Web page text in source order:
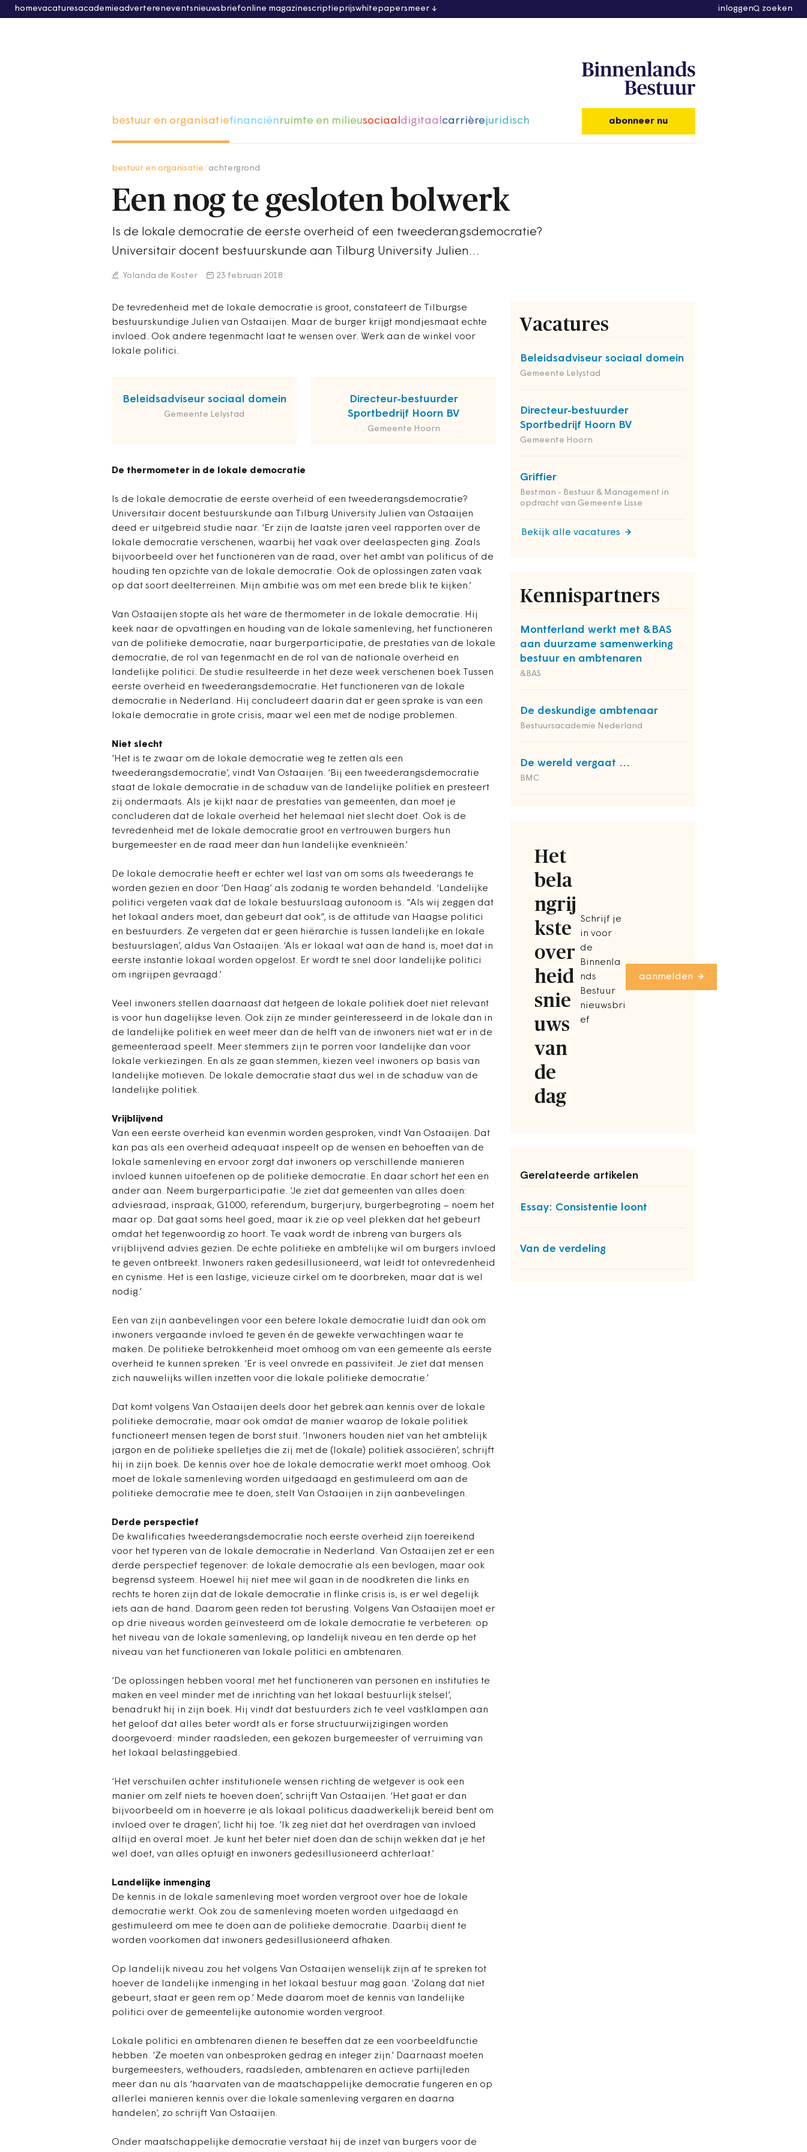
homevacaturesacademieadvertereneventsnieuwsbriefonline magazinescriptieprijswhitepapersmeer inloggen zoeken
bestuur en organisatiefinanciënruimte en milieusociaaldigitaalcarrièrejuridisch abonneer nu
bestuur en organisatie achtergrond
Een nog te gesloten bolwerk
Is de lokale democratie de eerste overheid of een tweederangsdemocratie?
Universitair docent bestuurskunde aan Tilburg University Julien…
Yolanda de Koster 23 februari 2018
De tevredenheid met de lokale democratie is groot, constateert de Tilburgse
bestuurskundige Julien van Ostaaijen. Maar de burger krijgt mondjesmaat echte
invloed. Ook andere tegenmacht laat te wensen over. Werk aan de winkel voor
lokale politici.
Beleidsadviseur sociaal domein
Gemeente Lelystad
Directeur-bestuurder
Sportbedrijf Hoorn BV
Gemeente Hoorn
De thermometer in de lokale democratie
Is de lokale democratie de eerste overheid of een tweederangsdemocratie?
Universitair docent bestuurskunde aan Tilburg University Julien van Ostaaijen
deed er uitgebreid studie naar. ‘Er zijn de laatste jaren veel rapporten over de
lokale democratie verschenen, waarbij het vaak over deelaspecten ging. Zoals
bijvoorbeeld over het functioneren van de raad, over het ambt van politicus of de
houding ten opzichte van de lokale democratie. Ook de oplossingen zaten vaak
op dat soort deelterreinen. Mijn ambitie was om met een brede blik te kijken.’
Van Ostaaijen stopte als het ware de thermometer in de lokale democratie. Hij
keek naar de opvattingen en houding van de lokale samenleving, het functioneren
van de politieke democratie, naar burgerparticipatie, de prestaties van de lokale
democratie, de rol van tegenmacht en de rol van de nationale overheid en
landelijke politici. De studie resulteerde in het deze week verschenen boek Tussen
eerste overheid en tweederangsdemocratie. Het functioneren van de lokale
democratie in Nederland. Hij concludeert daarin dat er geen sprake is van een
lokale democratie in grote crisis, maar wel een met de nodige problemen.
Niet slecht
‘Het is te zwaar om de lokale democratie weg te zetten als een
tweederangsdemocratie’, vindt Van Ostaaijen. ‘Bij een tweederangsdemocratie
staat de lokale democratie in de schaduw van de landelijke politiek en presteert
zij ondermaats. Als je kijkt naar de prestaties van gemeenten, dan moet je
concluderen dat de lokale overheid het helemaal niet slecht doet. Ook is de
tevredenheid met de lokale democratie groot en vertrouwen burgers hun
burgemeester en de raad meer dan hun landelijke evenknieën.’
De lokale democratie heeft er echter wel last van om soms als tweederangs te
worden gezien en door ‘Den Haag’ als zodanig te worden behandeld. ‘Landelijke
politici vergeten vaak dat de lokale bestuurslaag autonoom is. “Als wij zeggen dat
het lokaal anders moet, dan gebeurt dat ook”, is de attitude van Haagse politici
en bestuurders. Ze vergeten dat er geen hiërarchie is tussen landelijke en lokale
bestuurslagen’, aldus Van Ostaaijen. ‘Als er lokaal wat aan de hand is, moet dat in
eerste instantie lokaal worden opgelost. Er wordt te snel door landelijke politici
om ingrijpen gevraagd.’
Veel inwoners stellen daarnaast dat hetgeen de lokale politiek doet niet relevant
is voor hun dagelijkse leven. Ook zijn ze minder geïnteresseerd in de lokale dan in
de landelijke politiek en weet meer dan de helft van de inwoners niet wat er in de
gemeenteraad speelt. Meer stemmers zijn te porren voor landelijke dan voor
lokale verkiezingen. En als ze gaan stemmen, kiezen veel inwoners op basis van
landelijke motieven. De lokale democratie staat dus wel in de schaduw van de
landelijke politiek.
Vrijblijvend
Van een eerste overheid kan evenmin worden gesproken, vindt Van Ostaaijen. Dat
kan pas als een overheid adequaat inspeelt op de wensen en behoeften van de
lokale samenleving en ervoor zorgt dat inwoners op verschillende manieren
invloed kunnen uitoefenen op de politieke democratie. En daar schort het een en
ander aan. Neem burgerparticipatie. ‘Je ziet dat gemeenten van alles doen:
adviesraad, inspraak, G1000, referendum, burgerjury, burgerbegroting – noem het
maar op. Dat gaat soms heel goed, maar ik zie op veel plekken dat het gebeurt
omdat het tegenwoordig zo hoort. Te vaak wordt de inbreng van burgers als
vrijblijvend advies gezien. De echte politieke en ambtelijke wil om burgers invloed
te geven ontbreekt. Inwoners raken gedesillusioneerd, wat leidt tot ontevredenheid
en cynisme. Het is een lastige, vicieuze cirkel om te doorbreken, maar dat is wel
nodig.’
Een van zijn aanbevelingen voor een betere lokale democratie luidt dan ook om
inwoners vergaande invloed te geven én de gewekte verwachtingen waar te
maken. De politieke betrokkenheid moet omhoog om van een gemeente als eerste
overheid te kunnen spreken. ‘Er is veel onvrede en passiviteit. Je ziet dat mensen
zich nauwelijks willen inzetten voor die lokale politieke democratie.’
Dat komt volgens Van Ostaaijen deels door het gebrek aan kennis over de lokale
politieke democratie, maar ook omdat de manier waarop de lokale politiek
functioneert mensen tegen de borst stuit. ‘Inwoners houden niet van het ambtelijk
jargon en de politieke spelletjes die zij met de (lokale) politiek associëren’, schrijft
hij in zijn boek. De kennis over hoe de lokale democratie werkt moet omhoog. Ook
moet de lokale samenleving worden uitgedaagd en gestimuleerd om aan de
politieke democratie mee te doen, stelt Van Ostaaijen in zijn aanbevelingen.
Derde perspectief
De kwalificaties tweederangsdemocratie noch eerste overheid zijn toereikend
voor het typeren van de lokale democratie in Nederland. Van Ostaaijen zet er een
derde perspectief tegenover: de lokale democratie als een bevlogen, maar ook
begrensd systeem. Hoewel hij niet mee wil gaan in de noodkreten die links en
rechts te horen zijn dat de lokale democratie in flinke crisis is, is er wel degelijk
iets aan de hand. Daarom geen reden tot berusting. Volgens Van Ostaaijen moet er
op drie niveaus worden geïnvesteerd om de lokale democratie te verbeteren: op
het niveau van de lokale samenleving, op landelijk niveau en ten derde op het
niveau van het functioneren van lokale politici en ambtenaren.
‘De oplossingen hebben vooral met het functioneren van personen en instituties te
maken en veel minder met de inrichting van het lokaal bestuurlijk stelsel’,
benadrukt hij in zijn boek. Hij vindt dat bestuurders zich te veel vastklampen aan
het geloof dat alles beter wordt als er forse structuurwijzigingen worden
doorgevoerd: minder raadsleden, een gekozen burgemeester of verruiming van
het lokaal belastinggebied.
‘Het verschuilen achter institutionele wensen richting de wetgever is ook een
manier om zelf niets te hoeven doen’, schrijft Van Ostaaijen. ‘Het gaat er dan
bijvoorbeeld om in hoeverre je als lokaal politicus daadwerkelijk bereid bent om
invloed over te dragen’, licht hij toe. ‘Ik zeg niet dat het overdragen van invloed
altijd en overal moet. Je kunt het beter niet doen dan de schijn wekken dat je het
wel doet, van alles optuigt en inwoners gedesillusioneerd achterlaat.’
Landelijke inmenging
De kennis in de lokale samenleving moet worden vergroot over hoe de lokale
democratie werkt. Ook zou de samenleving moeten worden uitgedaagd en
gestimuleerd om mee te doen aan de politieke democratie. Daarbij dient te
worden voorkomen dat inwoners gedesillusioneerd afhaken.
Op landelijk niveau zou het volgens Van Ostaaijen wenselijk zijn af te spreken tot
hoever de landelijke inmenging in het lokaal bestuur mag gaan. ‘Zolang dat niet
gebeurt, staat er geen rem op.’ Mede daarom moet de kennis van landelijke
politici over de gemeentelijke autonomie worden vergroot.
Lokale politici en ambtenaren dienen te beseffen dat ze een voorbeeldfunctie
hebben. ‘Ze moeten van onbesproken gedrag en integer zijn.’ Daarnaast moeten
burgemeesters, wethouders, raadsleden, ambtenaren en actieve partijleden
meer dan nu als ‘haarvaten van de maatschappelijke democratie fungeren en op
allerlei manieren kennis over die lokale samenleving vergaren en daarna
handelen’, zo schrijft Van Ostaaijen.
Onder maatschappelijke democratie verstaat hij de inzet van burgers voor de
Vacatures
Beleidsadviseur sociaal domein
Gemeente Lelystad
Directeur-bestuurder
Sportbedrijf Hoorn BV
Gemeente Hoorn
Griffier
Bestman - Bestuur & Management in
opdracht van Gemeente Lisse
Bekijk alle vacatures
Kennispartners
Montferland werkt met &BAS
aan duurzame samenwerking
bestuur en ambtenaren
&BAS
De deskundige ambtenaar
Bestuursacademie Nederland
De wereld vergaat ...
BMC
Het
bela
ngrij
kste
over
heid
snie
uws
van
de
dag
Schrijf je
in voor
de
Binnenla
nds
Bestuur
nieuwsbri
ef
aanmelden
Gerelateerde artikelen
Essay: Consistentie loont
Van de verdeling